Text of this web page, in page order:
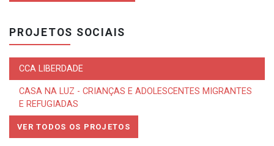
PROJETOS SOCIAIS
CCA LIBERDADE
CASA NA LUZ - CRIANÇAS E ADOLESCENTES MIGRANTES
E REFUGIADAS
VER TODOS OS PROJETOS